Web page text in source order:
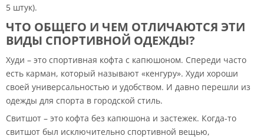
5 штук).
ЧТО ОБЩЕГО И ЧЕМ ОТЛИЧАЮТСЯ ЭТИ
ВИДЫ СПОРТИВНОЙ ОДЕЖДЫ?
Худи – это спортивная кофта с капюшоном. Спереди часто
есть карман, который называют «кенгуру». Худи хороши
своей универсальностью и удобством. И давно перешли из
одежды для спорта в городской стиль.
Свитшот – это кофта без капюшона и застежек. Когда-то
свитшот был исключительно спортивной вещью,